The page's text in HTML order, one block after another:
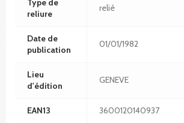
Type de
reliure
relié
Date de
publication
01/01/1982
Lieu
d'édition
GENEVE
EAN13 3600120140937